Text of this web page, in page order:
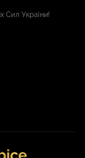
Сил України!